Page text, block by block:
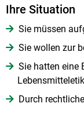
Ihre Situation
Sie müssen
Sie wollen zur
Sie hatten eine
Durch